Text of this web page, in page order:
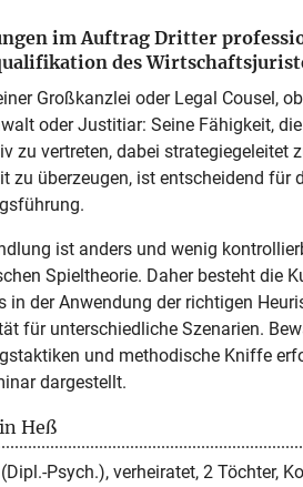
im Auftrag Dritter
des
Großkanzlei oder Legal Cousel,
oder Justitiar: Seine Fähigkeit,
zu vertreten, dabei strategiegeleitet
zu überzeugen, ist entscheidend für
ist anders und wenig
Spieltheorie. Daher besteht die
in der Anwendung der richtigen
für unterschiedliche Szenarien.
und methodische Kniffe
dargestellt.
Heß
Psych.), verheiratet, 2 Töchter,